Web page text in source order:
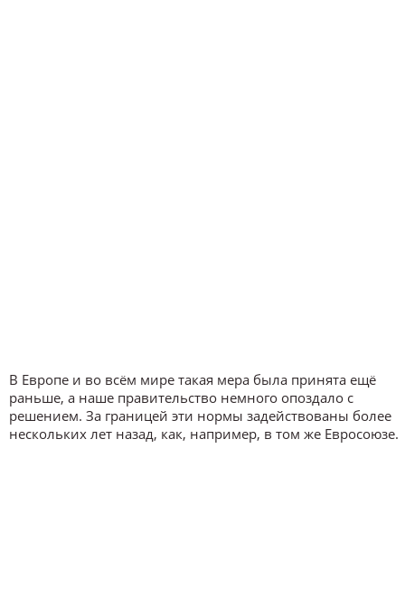
В Европе и во всём мире такая мера была принята ещё
раньше, а наше правительство немного опоздало с
решением. За границей эти нормы задействованы более
нескольких лет назад, как, например, в том же Евросоюзе.